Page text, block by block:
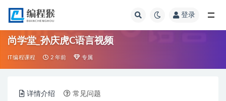
登录
尚学堂_孙庆虎C语言视频
IT编程课程 2 年前 专属
详情介绍 常见问题